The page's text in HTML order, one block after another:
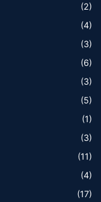
(2)
(4)
(3)
(6)
(3)
(5)
(1)
(3)
(11)
(4)
(17)